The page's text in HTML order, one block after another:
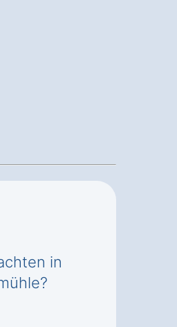
in